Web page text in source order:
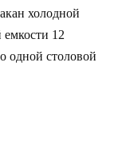
холодной
емкости 12
одной столовой